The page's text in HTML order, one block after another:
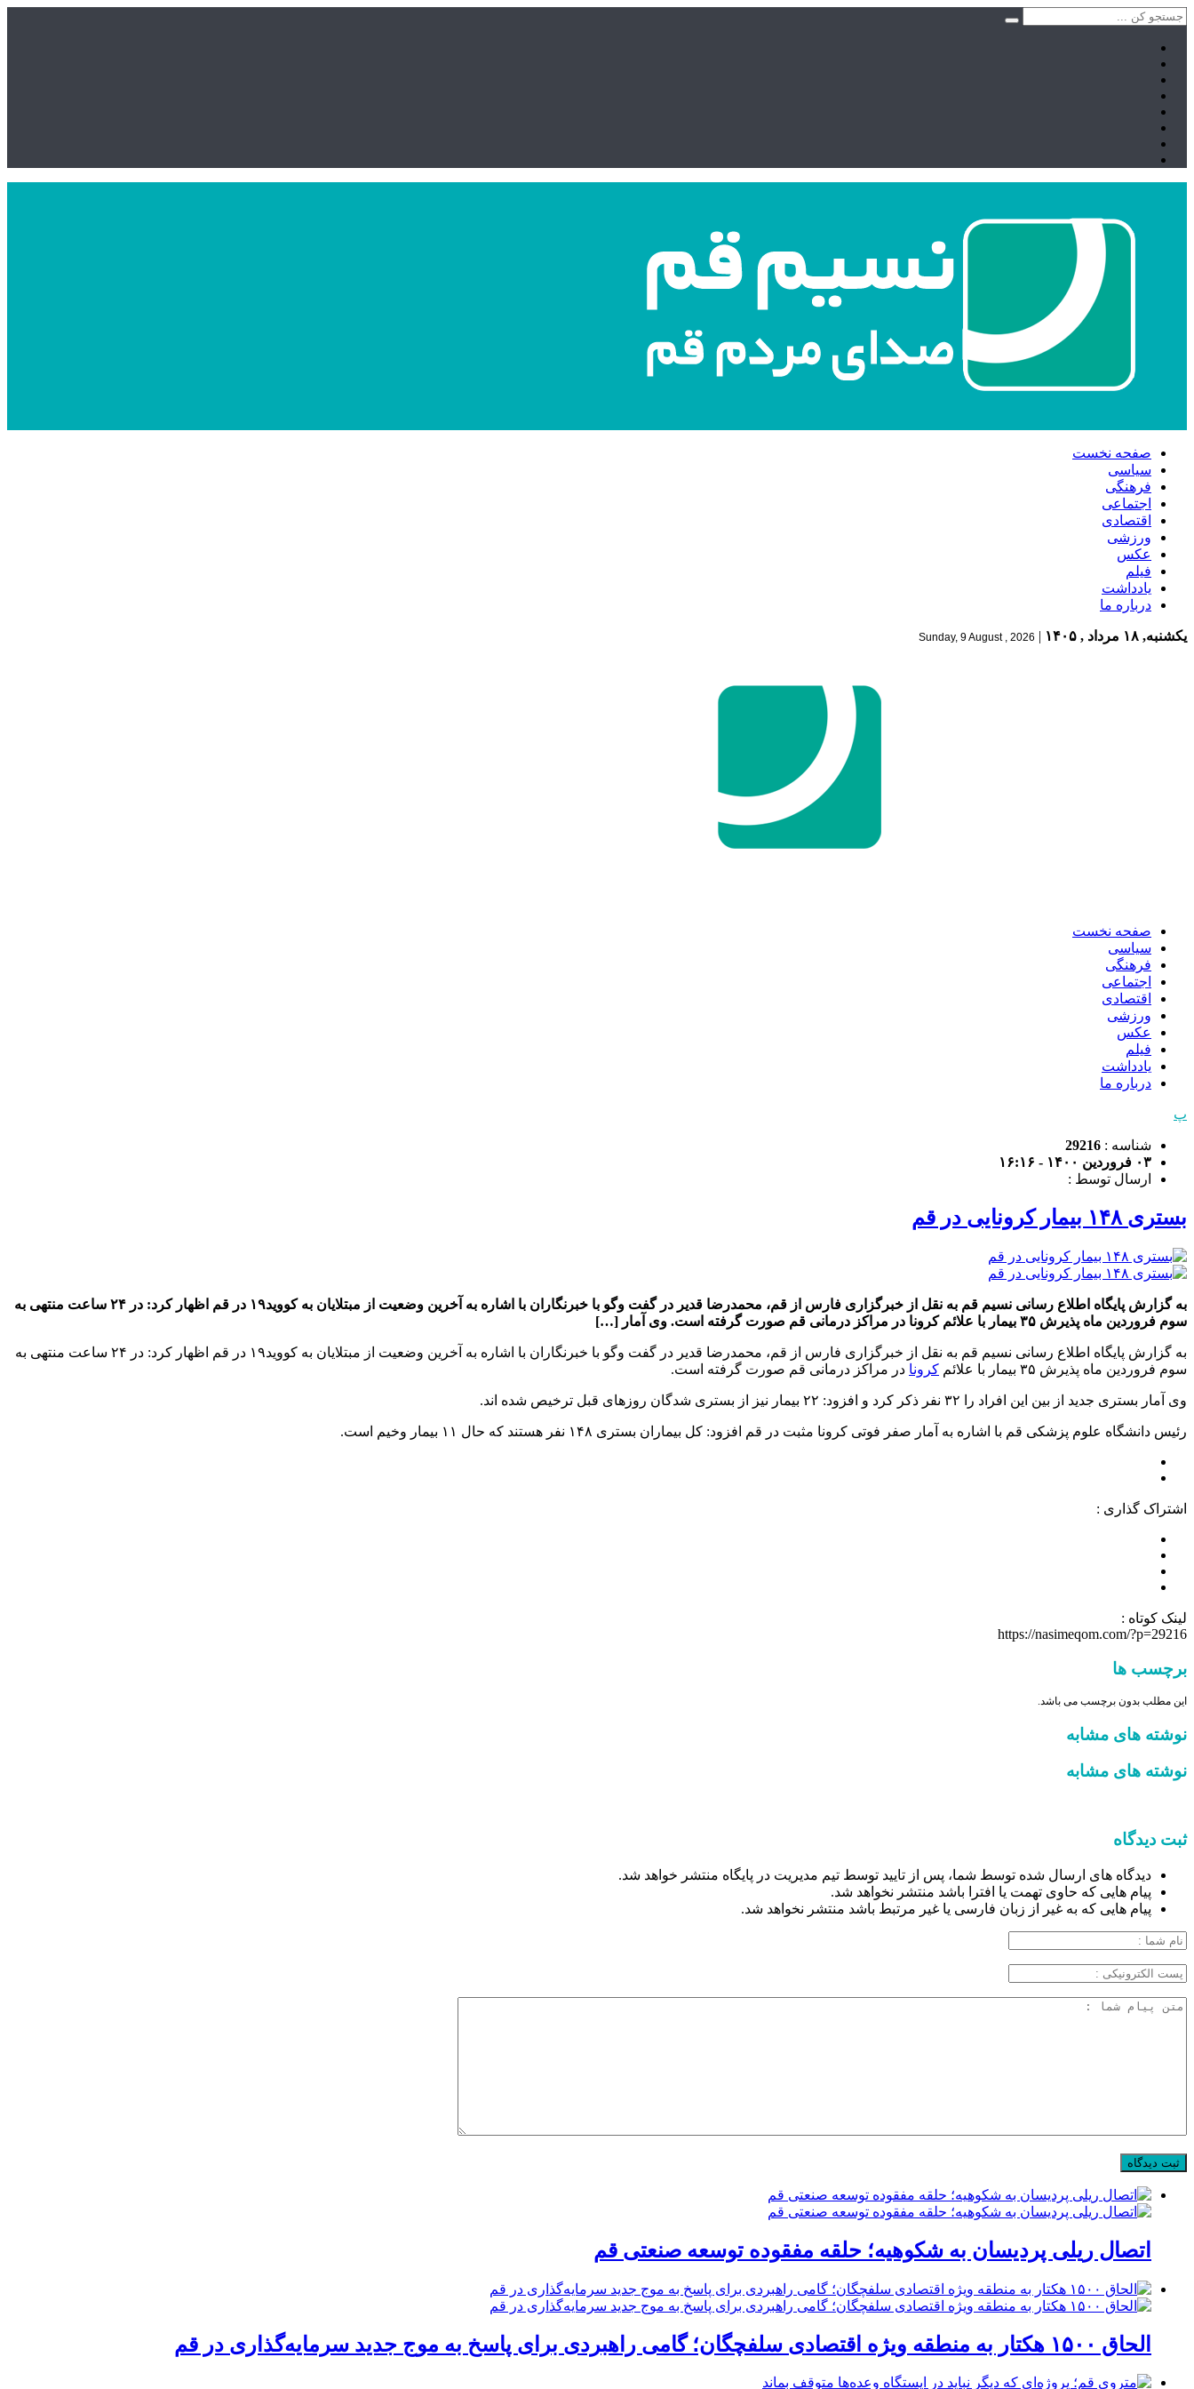
صفحه نخست
سیاسی
فرهنگی
اجتماعی
اقتصادی
ورزشی
عکس
فیلم
یادداشت
درباره ما
یکشنبه, ۱۸ مرداد , ۱۴۰۵ |
Sunday, 9 August , 2026
صفحه نخست
سیاسی
فرهنگی
اجتماعی
اقتصادی
ورزشی
عکس
فیلم
یادداشت
درباره ما
پ
شناسه : 29216
۰۳ فروردین ۱۴۰۰ - ۱۶:۱۶
ارسال توسط :
بستری ۱۴۸ بیمار کرونایی در قم
به گزارش پایگاه اطلاع رسانی نسیم قم به نقل از خبرگزاری فارس از قم، محمدرضا قدیر در گفت وگو با خبرنگاران با اشاره به آخرین وضعیت از مبتلایان به کووید۱۹ در قم اظهار کرد: در ۲۴ ساعت منتهی به
سوم فروردین ماه پذیرش ۳۵ بیمار با علائم کرونا در مراکز درمانی قم صورت گرفته است. وی آمار […]
به گزارش پایگاه اطلاع رسانی نسیم قم به نقل از خبرگزاری فارس از قم، محمدرضا قدیر در گفت وگو با خبرنگاران با اشاره به آخرین وضعیت از مبتلایان به کووید۱۹ در قم اظهار کرد: در ۲۴ ساعت منتهی به
سوم فروردین ماه پذیرش ۳۵ بیمار با علائم
کرونا در مراکز درمانی قم صورت گرفته است.
وی آمار بستری جدید از بین این افراد را ۳۲ نفر ذکر کرد و افزود: ۲۲ بیمار نیز از بستری شدگان روزهای قبل ترخیص شده اند.
رئیس دانشگاه علوم پزشکی قم با اشاره به آمار صفر فوتی کرونا مثبت در قم افزود: کل بیماران بستری ۱۴۸ نفر هستند که حال ۱۱ بیمار وخیم است.
اشتراک گذاری :
لینک کوتاه :
https://nasimeqom.com/?p=29216
برچسب ها
این مطلب بدون برچسب می باشد.
نوشته های مشابه
نوشته های مشابه
ثبت دیدگاه
دیدگاه های ارسال شده توسط شما، پس از تایید توسط تیم مدیریت در پایگاه منتشر خواهد شد.
پیام هایی که حاوی تهمت یا افترا باشد منتشر نخواهد شد.
پیام هایی که به غیر از زبان فارسی یا غیر مرتبط باشد منتشر نخواهد شد.
اتصال ریلی پردیسان به شکوهیه؛ حلقه مفقوده توسعه صنعتی قم
الحاق ۱۵۰۰ هکتار به منطقه ویژه اقتصادی سلفچگان؛ گامی راهبردی برای پاسخ به موج جدید سرمایه‌گذاری در قم